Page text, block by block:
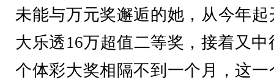
未能与万元奖邂逅的她，从今年
大乐透16万超值二等奖，接着又
个体彩大奖相隔不到一个月，这